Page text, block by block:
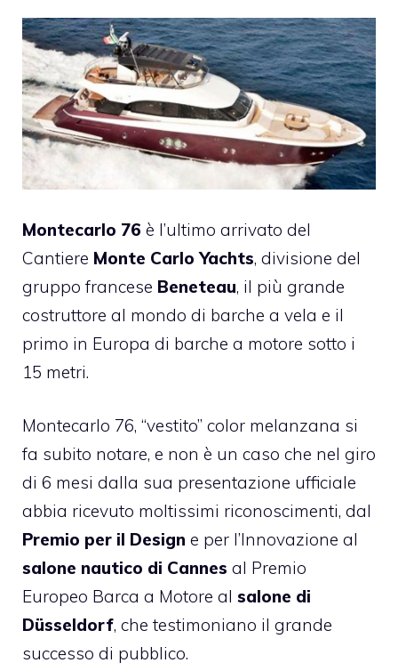
Montecarlo 76 è l’ultimo arrivato del
Cantiere Monte Carlo Yachts, divisione del
gruppo francese Beneteau, il più grande
costruttore al mondo di barche a vela e il
primo in Europa di barche a motore sotto i
15 metri.
Montecarlo 76, “vestito” color melanzana si
fa subito notare, e non è un caso che nel giro
di 6 mesi dalla sua presentazione ufficiale
abbia ricevuto moltissimi riconoscimenti, dal
Premio per il Design e per l’Innovazione al
salone nautico di Cannes al Premio
Europeo Barca a Motore al salone di
Düsseldorf, che testimoniano il grande
successo di pubblico.